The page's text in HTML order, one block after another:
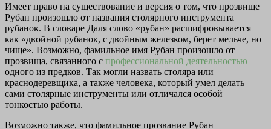
Имеет право на существование и версия о том, что прозвище
Рубан произошло от названия столярного инструмента
рубанок. В словаре Даля слово «рубан» расшифровывается
как «двойной рубанок, с двойным железком, берет мельче, но
чище». Возможно, фамильное имя Рубан произошло от
прозвища, связанного с профессиональной деятельностью
одного из предков. Так могли назвать столяра или
краснодеревщика, а также человека, который умел делать
сами столярные инструменты или отличался особой
тонкостью работы.
Возможно также, что фамильное прозвание Рубан